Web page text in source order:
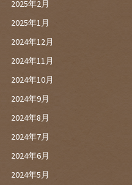
2025年2月
2025年1月
2024年12月
2024年11月
2024年10月
2024年9月
2024年8月
2024年7月
2024年6月
2024年5月